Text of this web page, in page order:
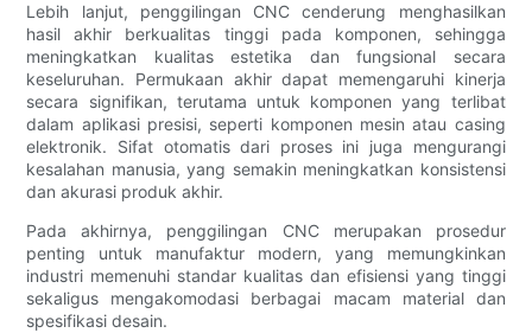
Lebih lanjut, penggilingan CNC cenderung menghasilkan
hasil akhir berkualitas tinggi pada komponen, sehingga
meningkatkan kualitas estetika dan fungsional secara
keseluruhan. Permukaan akhir dapat memengaruhi kinerja
secara signifikan, terutama untuk komponen yang terlibat
dalam aplikasi presisi, seperti komponen mesin atau casing
elektronik. Sifat otomatis dari proses ini juga mengurangi
kesalahan manusia, yang semakin meningkatkan konsistensi
dan akurasi produk akhir.
Pada akhirnya, penggilingan CNC merupakan prosedur
penting untuk manufaktur modern, yang memungkinkan
industri memenuhi standar kualitas dan efisiensi yang tinggi
sekaligus mengakomodasi berbagai macam material dan
spesifikasi desain.